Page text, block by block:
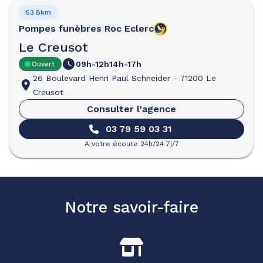
Pompes funèbres Roc Eclerc
Le Creusot
53.8km
Ouvert 09h-12h14h-17h
26 Boulevard Henri Paul Schneider - 71200 Le
Creusot
Consulter l'agence
03 79 59 03 31
A votre écoute 24h/24 7j/7
Notre savoir-faire